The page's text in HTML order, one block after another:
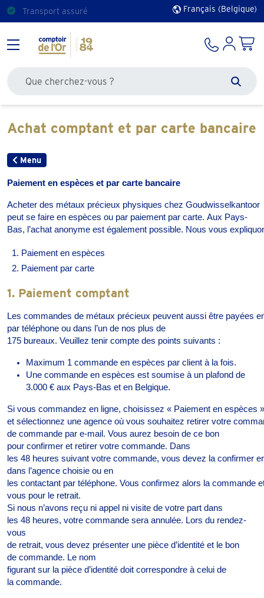
Transport assuré Français (Belgique)
Achat comptant et par carte bancaire
Menu
Paiement en espèces et par carte bancaire
Acheter des métaux précieux physiques chez Goudwisselkantoor
peut se faire en espèces ou par paiement par carte. Aux Pays-
Bas, l’achat anonyme est également possible. Nous vous
Paiement en espèces
Paiement par carte
1. Paiement comptant
Les commandes de métaux précieux peuvent aussi être payées
par téléphone ou dans l’un de nos plus de
175 bureaux. Veuillez tenir compte des points suivants :
Maximum 1 commande en espèces par client à la fois.
Une commande en espèces est soumise à un plafond de
3.000 € aux Pays-Bas et en Belgique.
Si vous commandez en ligne, choisissez « Paiement en espèces »
et sélectionnez une agence où vous souhaitez retirer votre
de commande par e-mail. Vous aurez besoin de ce bon
pour confirmer et retirer votre commande. Dans
les 48 heures suivant votre commande, vous devez la confirmer
dans l’agence choisie ou en
les contactant par téléphone. Vous confirmez alors la commande
vous pour le retrait.
Si nous n’avons reçu ni appel ni visite de votre part dans
les 48 heures, votre commande sera annulée. Lors du rendez-
vous
de retrait, vous devez présenter une pièce d’identité et le bon
de commande. Le nom
figurant sur la pièce d’identité doit correspondre à celui de
la commande.